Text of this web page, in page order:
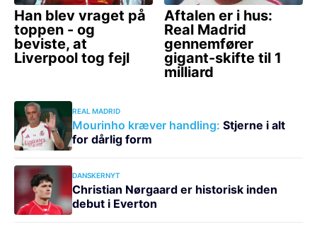
REAL MADRID
Mourinho kræver handling: Stjerne i alt
for dårlig form
DANSKERNYT
Christian Nørgaard er historisk inden
debut i Everton